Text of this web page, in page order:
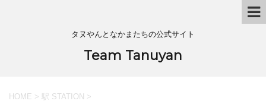
タヌやんとなかまたちの公式サイト
Team Tanuyan
HOME > 駅 STATION >